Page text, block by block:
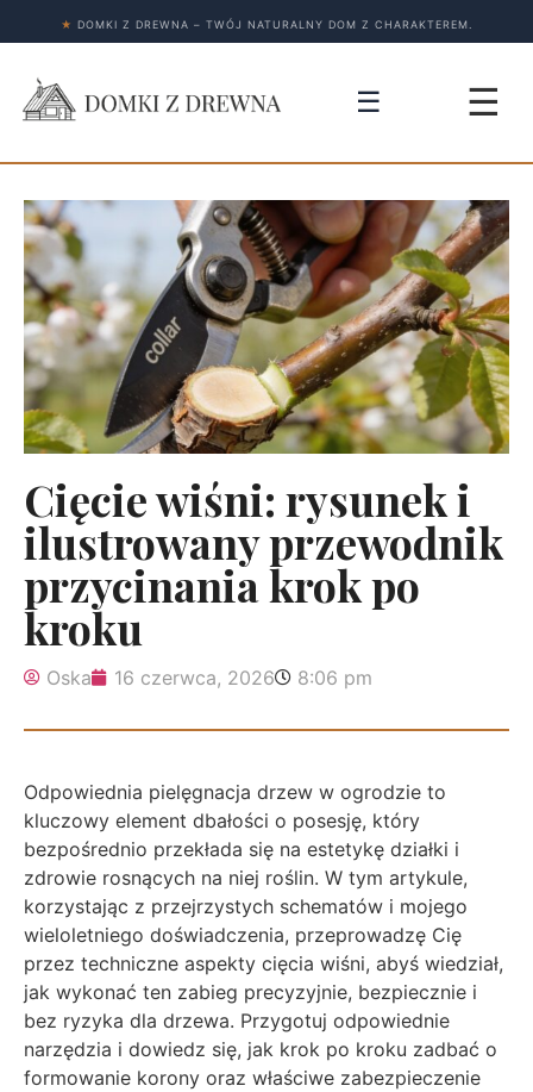
★ DOMKI Z DREWNA – TWÓJ NATURALNY DOM Z CHARAKTEREM.
☰ ☰
Cięcie wiśni: rysunek i
ilustrowany przewodnik
przycinania krok po
kroku
Oska 16 czerwca, 2026 8:06 pm
Odpowiednia pielęgnacja drzew w ogrodzie to
kluczowy element dbałości o posesję, który
bezpośrednio przekłada się na estetykę działki i
zdrowie rosnących na niej roślin. W tym artykule,
korzystając z przejrzystych schematów i mojego
wieloletniego doświadczenia, przeprowadzę Cię
przez techniczne aspekty cięcia wiśni, abyś wiedział,
jak wykonać ten zabieg precyzyjnie, bezpiecznie i
bez ryzyka dla drzewa. Przygotuj odpowiednie
narzędzia i dowiedz się, jak krok po kroku zadbać o
formowanie korony oraz właściwe zabezpieczenie